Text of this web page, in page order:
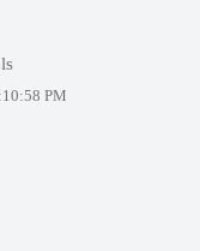
PM